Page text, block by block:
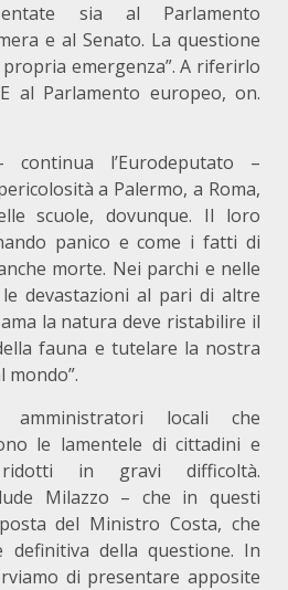
sia al Parlamento
e al Senato. La questione
emergenza”. A riferirlo
al Parlamento europeo, on.
l’Eurodeputato –
a Palermo, a Roma,
scuole, dovunque. Il loro
panico e come i fatti di
morte. Nei parchi e nelle
devastazioni al pari di altre
la natura deve ristabilire il
fauna e tutelare la nostra
mondo”.
amministratori locali che
le lamentele di cittadini e
in gravi difficoltà.
Milazzo – che in questi
del Ministro Costa, che
della questione. In
di presentare apposite